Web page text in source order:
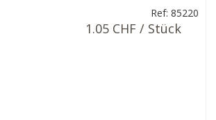
Ref: 85220
1.05 CHF / Stück